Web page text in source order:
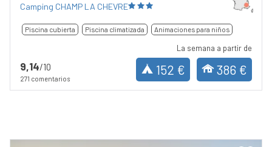
Camping CHAMP LA CHEVRE
Piscina cubierta Piscina climatizada Animaciones para niños
9,14/10
271 comentarios
La semana a partir de
152 € 386 €